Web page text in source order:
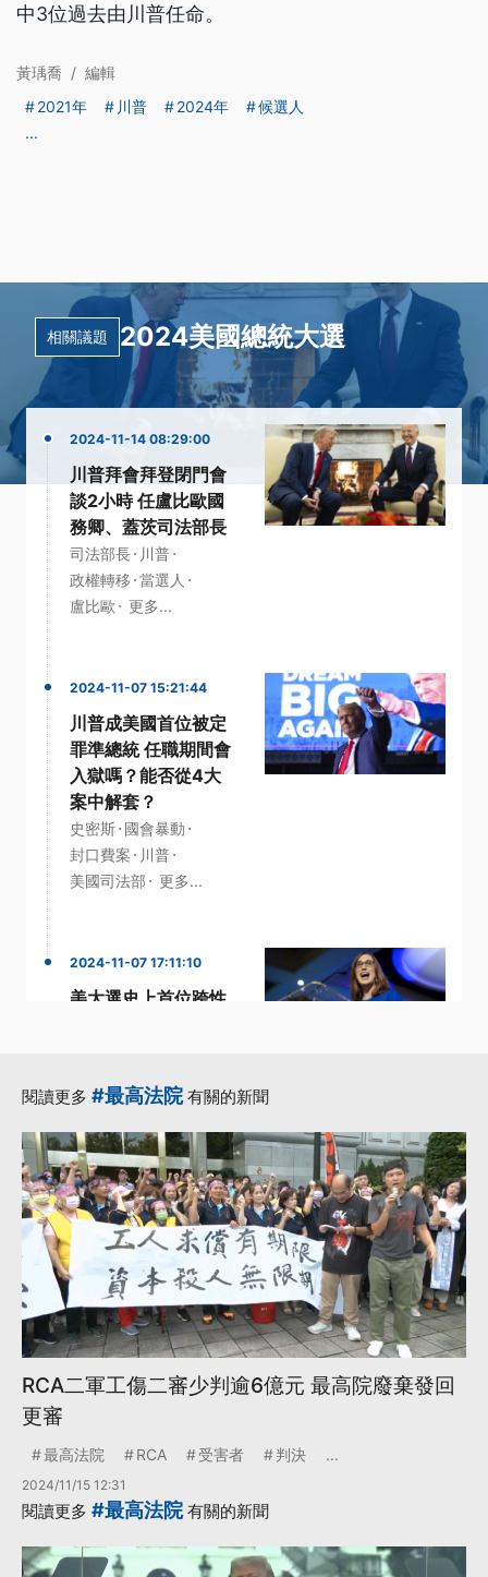
中3位過去由川普任命。
黃瑀喬 / 編輯
2021年
川普 2024年
候選人
...
相關議題 2024美國總統大選
2024-11-14 08:29:00
川普拜會拜登閉門會
談2小時 任盧比歐國
務卿、蓋茨司法部長
司法部長· 川普·
政權轉移 ·當選人 ·
盧比歐 · 更多...
2024-11-07 15:21:44
川普成美國首位被定
罪準總統 任職期間會
入獄嗎？能否從4大
案中解套？
史密斯· 國會暴動 ·
封口費案 · 川普·
美國司法部 · 更多...
2024-11-07 17:11:10
美大選史上首位跨性
Donald Trump·
Joe Biden·
Nancy Pelosi·國會議員
·跨性別·更多...
閱讀更多 #最高法院有關的新聞
RCA二軍工傷二審少判逾6億元 最高院廢棄發回
更審
最高法院 RCA 受害者 判決 ...
2024/11/15 12:31
閱讀更多 #最高法院有關的新聞